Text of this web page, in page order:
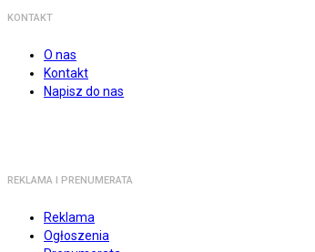
KONTAKT
O nas
Kontakt
Napisz do nas
REKLAMA I PRENUMERATA
Reklama
Ogłoszenia